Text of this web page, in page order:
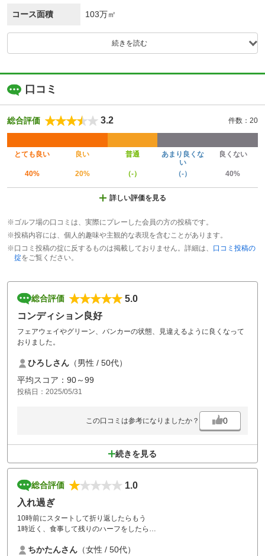
コース面積 103万㎡
続きを読む
口コミ
総合評価 3.2 件数：20
とても良い 良い 普通
あまり良くな
い
良くない
40% 20% （-） （-） 40%
詳しい評価を見る
※ゴルフ場の口コミは、実際にプレーした会員の方の投稿です。
※投稿内容には、個人的趣味や主観的な表現を含むことがあります。
※口コミ投稿の掟に反するものは掲載しておりません。詳細は、 口コミ投稿の
掟をご覧ください。
総合評価
5.0
コンディション良好
フェアウェイやグリーン、バンカーの状態、見違えるように良くなって
おりました。
ひろしさん （男性 / 50代）
平均スコア：90～99
投稿日：2025/05/31
この口コミは参考になりましたか？ 0
続きを見る
総合評価
1.0
入れ過ぎ
10時前にスタートして折り返したらもう
1時近く、食事して残りのハーフをしたら
ました。ちょっと入れ過ぎの感じです。
ちかたんさん （女性 / 50代）